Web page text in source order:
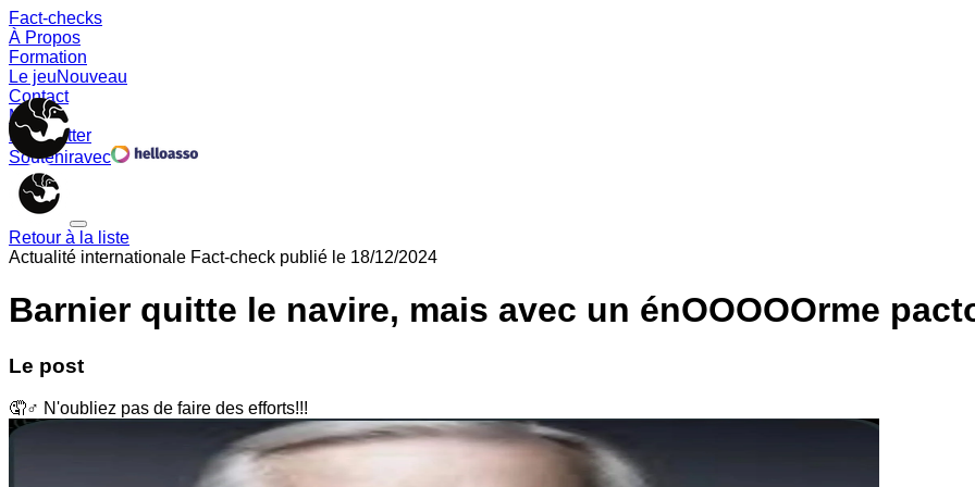
Fact-checks
À Propos
Formation
Le jeuNouveau
Contact
Memes
Newsletter
Souteniravec
Retour à la liste
Actualité internationale Fact-check publié le 18/12/2024
Barnier quitte le navire, mais avec un énOOOOOrme
Le post
🤦♂️ N'oubliez pas de faire des efforts!!!